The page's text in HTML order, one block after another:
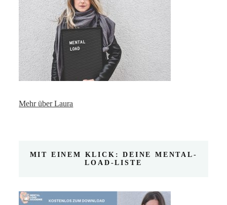
Mehr über Laura
MIT EINEM KLICK: DEINE MENTAL-
LOAD-LISTE